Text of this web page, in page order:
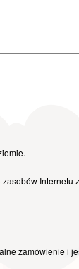
zamówienie i